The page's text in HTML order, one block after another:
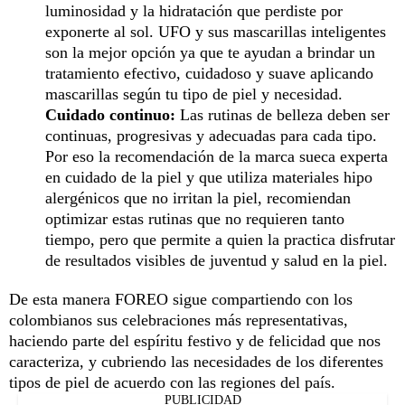
luminosidad y la hidratación que perdiste por
exponerte al sol. UFO y sus mascarillas inteligentes
son la mejor opción ya que te ayudan a brindar un
tratamiento efectivo, cuidadoso y suave aplicando
mascarillas según tu tipo de piel y necesidad.
Cuidado continuo: Las rutinas de belleza deben ser
continuas, progresivas y adecuadas para cada tipo.
Por eso la recomendación de la marca sueca experta
en cuidado de la piel y que utiliza materiales hipo
alergénicos que no irritan la piel, recomiendan
optimizar estas rutinas que no requieren tanto
tiempo, pero que permite a quien la practica disfrutar
de resultados visibles de juventud y salud en la piel.
De esta manera FOREO sigue compartiendo con los
colombianos sus celebraciones más representativas,
haciendo parte del espíritu festivo y de felicidad que nos
caracteriza, y cubriendo las necesidades de los diferentes
tipos de piel de acuerdo con las regiones del país.
PUBLICIDAD